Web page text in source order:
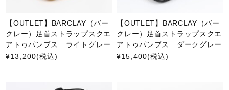
【OUTLET】BARCLAY（バー
クレー）足首ストラップスクエ
アトゥパンプス ライトグレー
¥13,200(税込)
【OUTLET】BARCLAY（バー
クレー）足首ストラップスクエ
アトゥパンプス ダークグレー
¥15,400(税込)